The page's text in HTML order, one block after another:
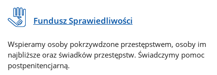
Fundusz Sprawiedliwości
Wspieramy osoby pokrzywdzone przestępstwem, osoby im
najbliższe oraz świadków przestępstw. Świadczymy pomoc
postpenitencjarną.